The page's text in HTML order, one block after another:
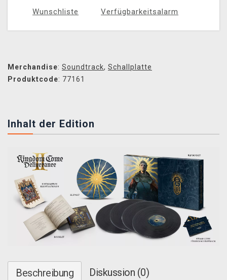
Wunschliste Verfügbarkeitsalarm
Merchandise: Soundtrack, Schallplatte
Produktcode: 77161
Inhalt der Edition
Beschreibung Diskussion (0)